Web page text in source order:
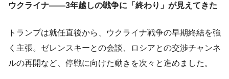
ウクライナ——3年越しの戦争に「終わり」が見えてきた
トランプは就任直後から、ウクライナ戦争の早期終結を強
く主張。ゼレンスキーとの会談、ロシアとの交渉チャンネ
ルの再開など、停戦に向けた動きを次々と進めました。